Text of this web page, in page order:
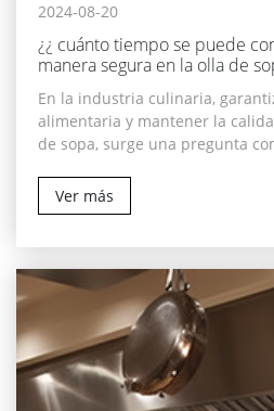
2024-08-20
¿¿ cuánto tiempo se puede
manera segura en la olla de
En la industria culinaria,
alimentaria y mantener la
de sopa, surge una pregunta
Ver más